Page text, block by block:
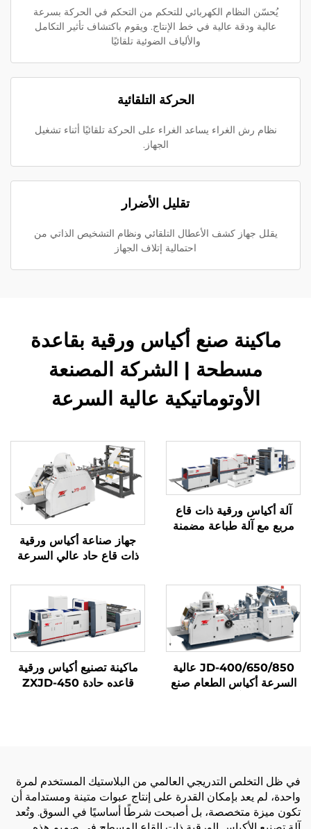
يُحسّن النظام الكهربائي للتحكم من التحكم في الحركة بسرعة
عالية ودقة عالية في خط الإنتاج. ويقوم باكتشاف تأثير التكامل
والألياف الضوئية تلقائيًا
الحركة التلقائية
نظام رش الغراء يساعد الغراء على الحركة تلقائيًا أثناء تشغيل
الجهاز.
تقليل الأضرار
يقلل جهاز كشف الأعطال التلقائي ونظام التشخيص الذاتي من
احتمالية إتلاف الجهاز
ماكينة صنع أكياس ورقية بقاعدة
مسطحة | الشركة المصنعة
الأوتوماتيكية عالية السرعة
آلة أكياس ورقية ذات قاع
مربع مع آلة طباعة مضمنة
جهاز صناعة أكياس ورقية
ذات قاع حاد عالي السرعة
JYD-400/650/850
JD-400/650/850 عالية
السرعة أكياس الطعام صنع
ماكينة تصنيع أكياس ورقية
قاعده حادة ZXJD-450
في ظل التخلص التدريجي العالمي من البلاستيك المستخدم لمرة
واحدة، لم يعد بإمكان القدرة على إنتاج عبوات متينة ومستدامة أن
تكون ميزة متخصصة، بل أصبحت شرطًا أساسيًا في السوق. وتُعد